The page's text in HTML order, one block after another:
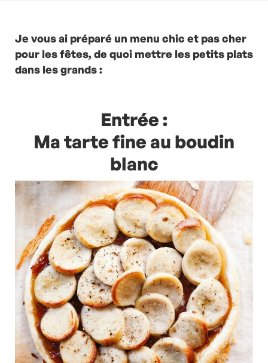
Posté à 10:00hin- Actualités - ,- NOEL -,Menu
Noel, NOEL,NOEL ECObyLaurent Mariotte
1
Commentaire
Je vous ai préparé un menu chic et pas cher
pour les fêtes, de quoi mettre les petits plats
dans les grands :
Entrée :
Ma tarte fine au boudin
blanc